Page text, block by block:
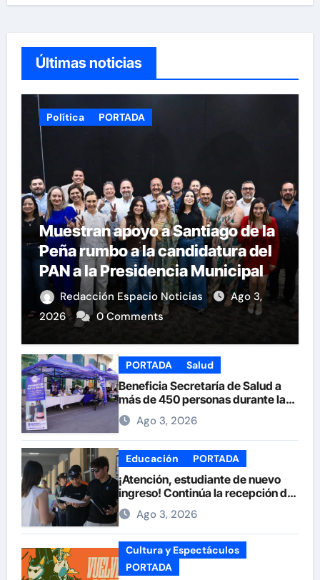
Últimas noticias
Política PORTADA
Muestran apoyo a Santiago de la
Peña rumbo a la candidatura del
PAN a la Presidencia Municipal
Redacción Espacio Noticias
Ago 3,
2026
0 Comments
PORTADA Salud
Beneficia Secretaría de Salud a
más de 450 personas durante la
Feria de la Salud en la Plaza de
ArmasAgo 3, 2026
Educación PORTADA
¡Atención, estudiante de nuevo
ingreso! Continúa la recepción de
documentos en la UACH.
Ago 3, 2026
Cultura y Espectáculos
PORTADA